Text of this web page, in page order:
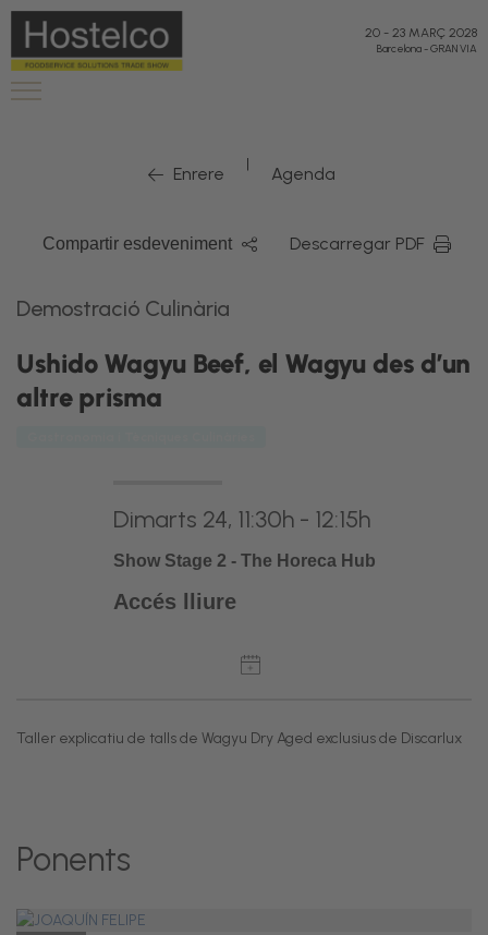
20 - 23 MARÇ 2028
Barcelona-GRAN VIA
Enrere | Agenda
Compartir esdeveniment Descarregar PDF
Demostració Culinària
Ushido Wagyu Beef, el Wagyu des d’un
altre prisma
Dimarts 24, 11:30h - 12:15h
Show Stage 2 - The Horeca Hub
Accés lliure
Taller explicatiu de talls de Wagyu Dry Aged exclusius de Discarlux
Ponents